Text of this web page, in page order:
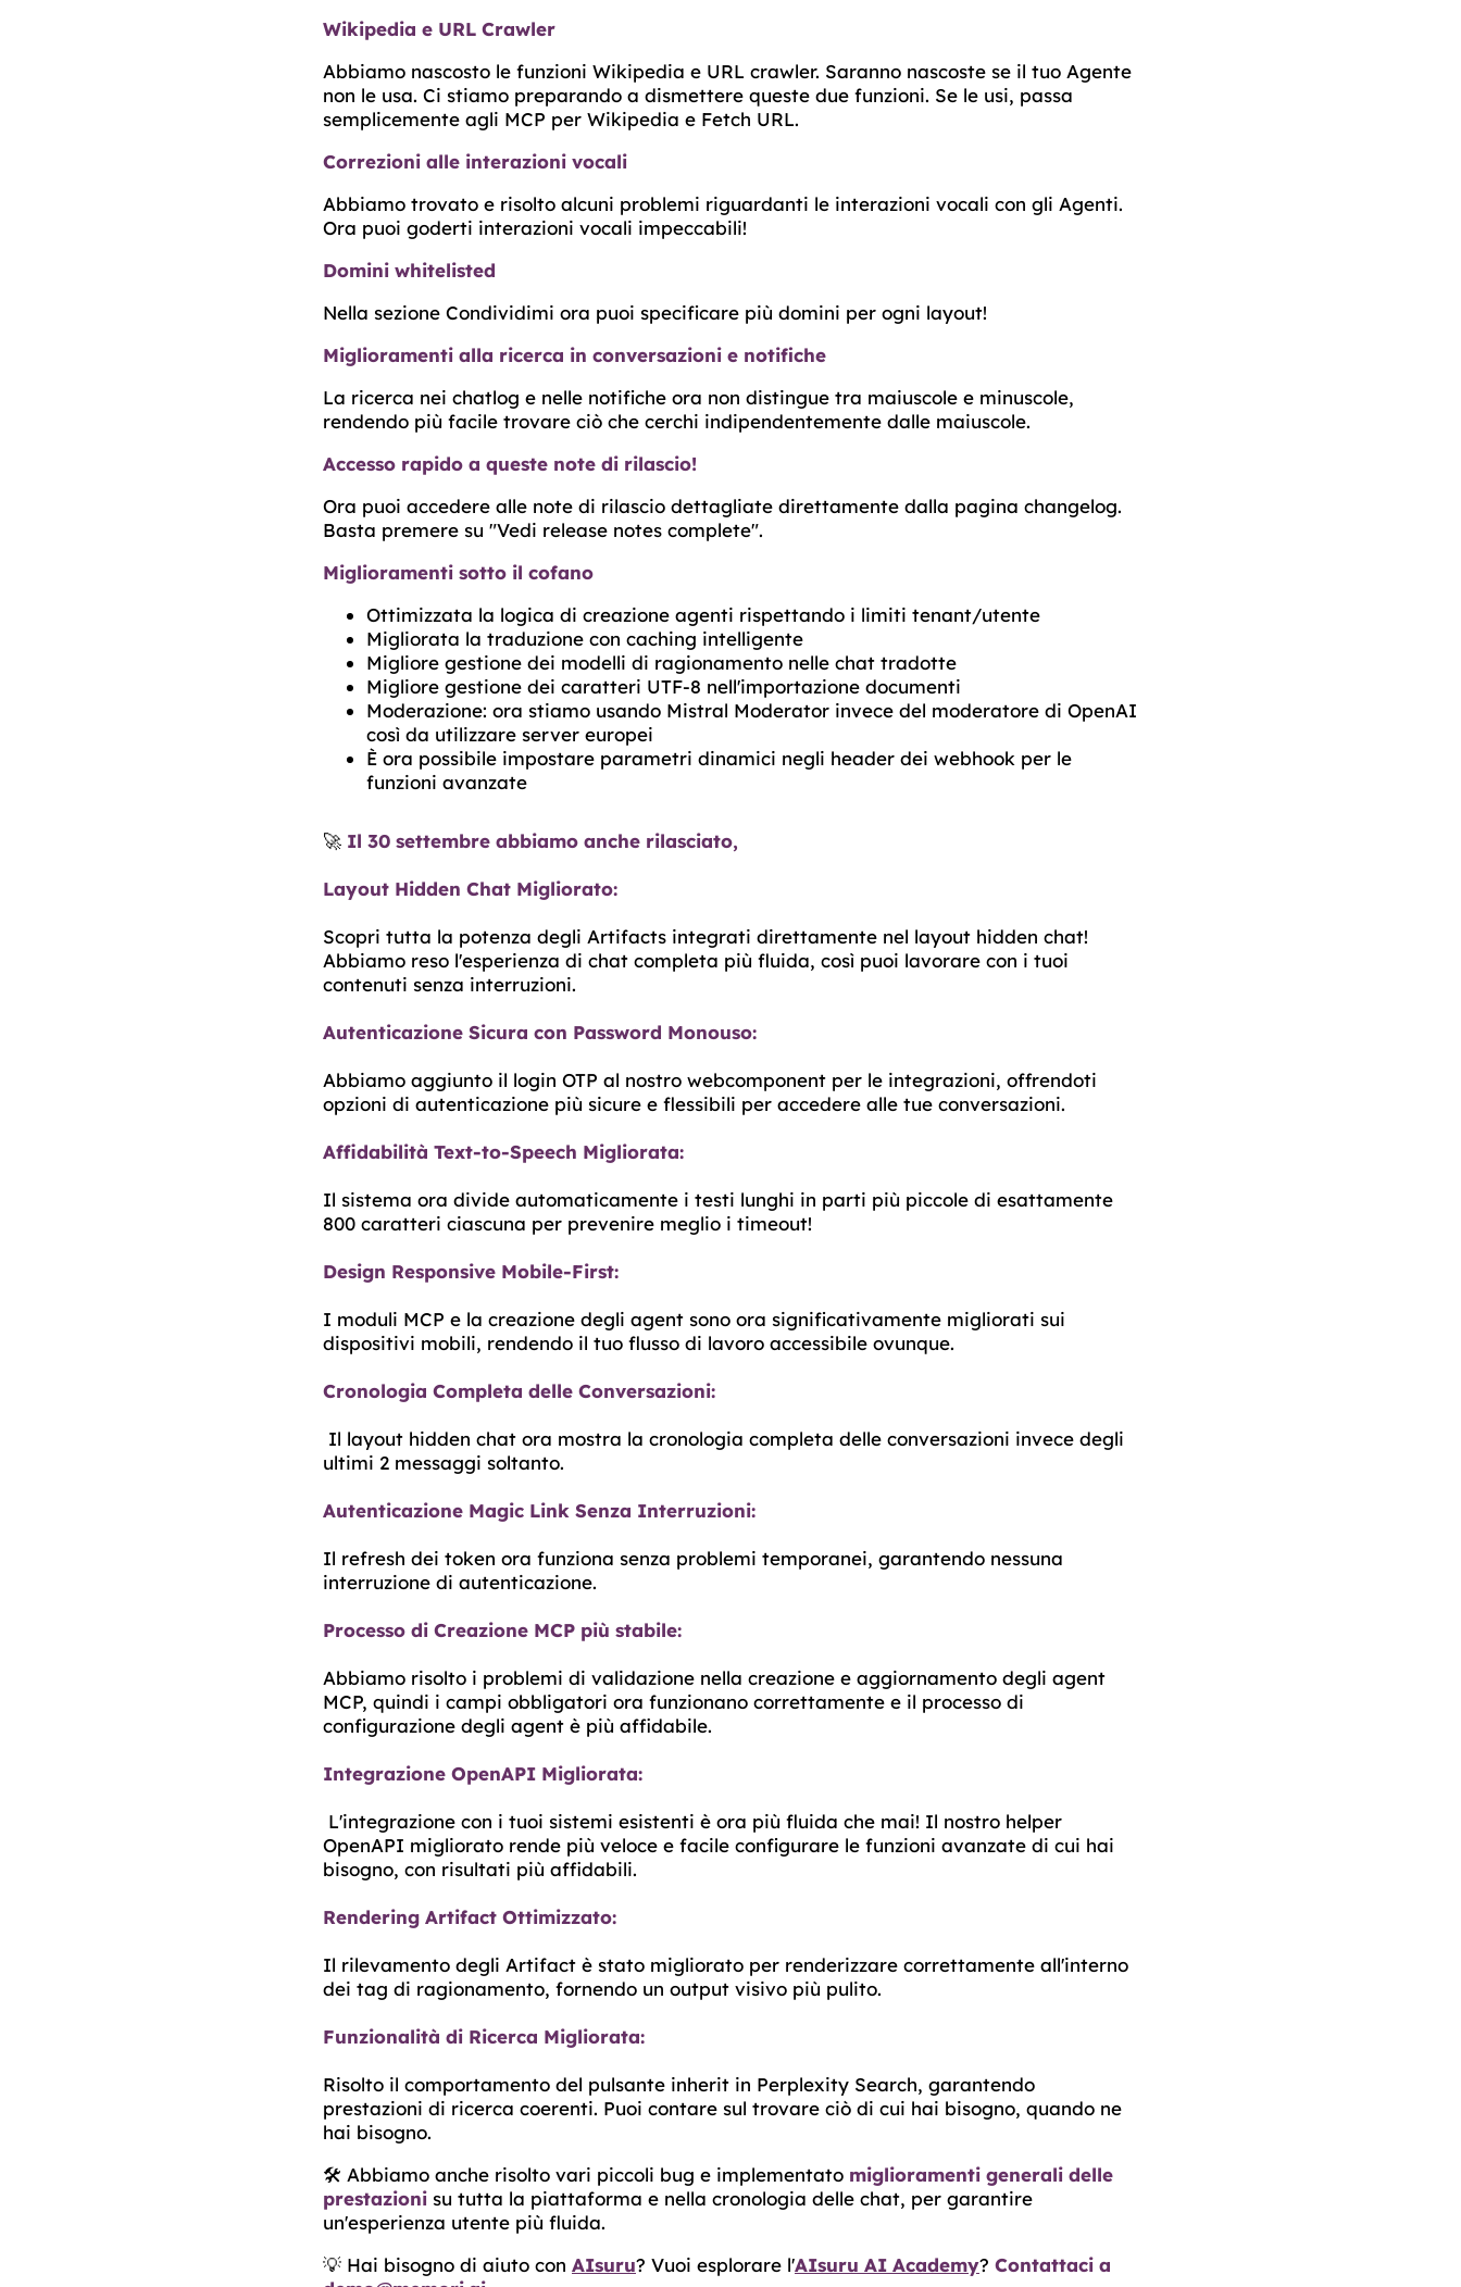
Wikipedia e URL Crawler
Abbiamo nascosto le funzioni Wikipedia e URL crawler. Saranno nascoste se il tuo Agente
non le usa. Ci stiamo preparando a dismettere queste due funzioni. Se le usi, passa
semplicemente agli MCP per Wikipedia e Fetch URL.
Correzioni alle interazioni vocali
Abbiamo trovato e risolto alcuni problemi riguardanti le interazioni vocali con gli Agenti.
Ora puoi goderti interazioni vocali impeccabili!
Domini whitelisted
Nella sezione Condividimi ora puoi specificare più domini per ogni layout!
Miglioramenti alla ricerca in conversazioni e notifiche
La ricerca nei chatlog e nelle notifiche ora non distingue tra maiuscole e minuscole,
rendendo più facile trovare ciò che cerchi indipendentemente dalle maiuscole.
Accesso rapido a queste note di rilascio!
Ora puoi accedere alle note di rilascio dettagliate direttamente dalla pagina changelog.
Basta premere su "Vedi release notes complete".
Miglioramenti sotto il cofano
Ottimizzata la logica di creazione agenti rispettando i limiti tenant/utente
Migliorata la traduzione con caching intelligente
Migliore gestione dei modelli di ragionamento nelle chat tradotte
Migliore gestione dei caratteri UTF-8 nell'importazione documenti
Moderazione: ora stiamo usando Mistral Moderator invece del moderatore di OpenAI
così da utilizzare server europei
È ora possibile impostare parametri dinamici negli header dei webhook per le
funzioni avanzate
🚀 Il 30 settembre abbiamo anche rilasciato,
Layout Hidden Chat Migliorato:
Scopri tutta la potenza degli Artifacts integrati direttamente nel layout hidden chat!
Abbiamo reso l'esperienza di chat completa più fluida, così puoi lavorare con i tuoi
contenuti senza interruzioni.
Autenticazione Sicura con Password Monouso:
Abbiamo aggiunto il login OTP al nostro webcomponent per le integrazioni, offrendoti
opzioni di autenticazione più sicure e flessibili per accedere alle tue conversazioni.
Affidabilità Text-to-Speech Migliorata:
Il sistema ora divide automaticamente i testi lunghi in parti più piccole di esattamente
800 caratteri ciascuna per prevenire meglio i timeout!
Design Responsive Mobile-First:
I moduli MCP e la creazione degli agent sono ora significativamente migliorati sui
dispositivi mobili, rendendo il tuo flusso di lavoro accessibile ovunque.
Cronologia Completa delle Conversazioni:
Il layout hidden chat ora mostra la cronologia completa delle conversazioni invece degli
ultimi 2 messaggi soltanto.
Autenticazione Magic Link Senza Interruzioni:
Il refresh dei token ora funziona senza problemi temporanei, garantendo nessuna
interruzione di autenticazione.
Processo di Creazione MCP più stabile:
Abbiamo risolto i problemi di validazione nella creazione e aggiornamento degli agent
MCP, quindi i campi obbligatori ora funzionano correttamente e il processo di
configurazione degli agent è più affidabile.
Integrazione OpenAPI Migliorata:
L'integrazione con i tuoi sistemi esistenti è ora più fluida che mai! Il nostro helper
OpenAPI migliorato rende più veloce e facile configurare le funzioni avanzate di cui hai
bisogno, con risultati più affidabili.
Rendering Artifact Ottimizzato:
Il rilevamento degli Artifact è stato migliorato per renderizzare correttamente all'interno
dei tag di ragionamento, fornendo un output visivo più pulito.
Funzionalità di Ricerca Migliorata:
Risolto il comportamento del pulsante inherit in Perplexity Search, garantendo
prestazioni di ricerca coerenti. Puoi contare sul trovare ciò di cui hai bisogno, quando ne
hai bisogno.
🛠️ Abbiamo anche risolto vari piccoli bug e implementato miglioramenti generali delle
prestazioni su tutta la piattaforma e nella cronologia delle chat, per garantire
un'esperienza utente più fluida.
💡 Hai bisogno di aiuto con AIsuru? Vuoi esplorare l'AIsuru AI Academy? Contattaci a